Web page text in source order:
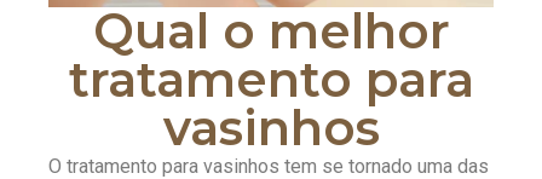
Qual o melhor
tratamento para
vasinhos
O tratamento para vasinhos tem se tornado uma das